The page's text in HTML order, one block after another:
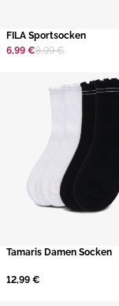
​FILA Sportsocken
6,99 €8,99 €
Tamaris Damen Socken
12,99 €